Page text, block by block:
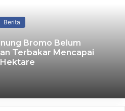
Barang Rampasan,
Mojokerto Siapkan
dan Antar-Jemput
Linggau Ngangsu
Berita
Bromo Belum
Terbakar Mencapai
Hektare